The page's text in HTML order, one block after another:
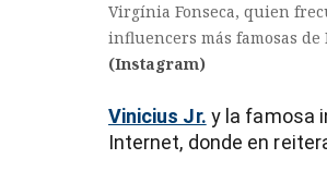
Virgínia Fonseca, quien
influencers más famosas
(Instagram)
Vinicius Jr. y la famosa
Internet, donde en